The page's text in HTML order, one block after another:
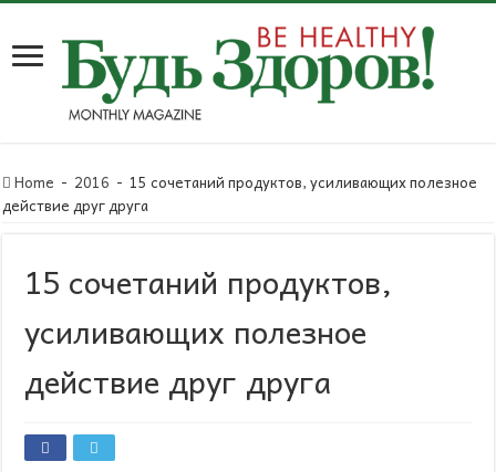
Home - 2016 - 15 сочетаний продуктов, усиливающих полезное
действие друг друга
15 сочетаний продуктов,
усиливающих полезное
действие друг друга